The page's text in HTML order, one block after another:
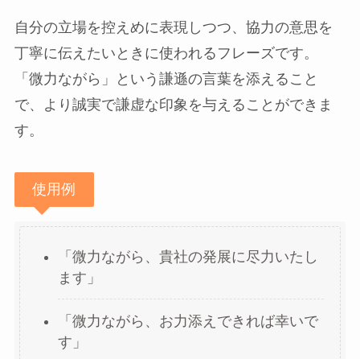
自分の立場を控えめに表現しつつ、協力の意思を
丁寧に伝えたいときに使われるフレーズです。
「微力ながら」という謙遜の言葉を添えること
で、より誠実で謙虚な印象を与えることができま
す。
使用例
「微力ながら、貴社の発展に尽力いたし
ます」
「微力ながら、お力添えできれば幸いで
す」